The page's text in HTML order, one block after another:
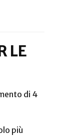
LE
di 4
più